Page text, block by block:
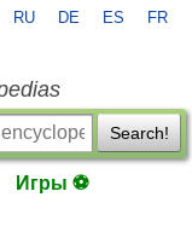
RU DE ES FR
Search!
Игры ⚽